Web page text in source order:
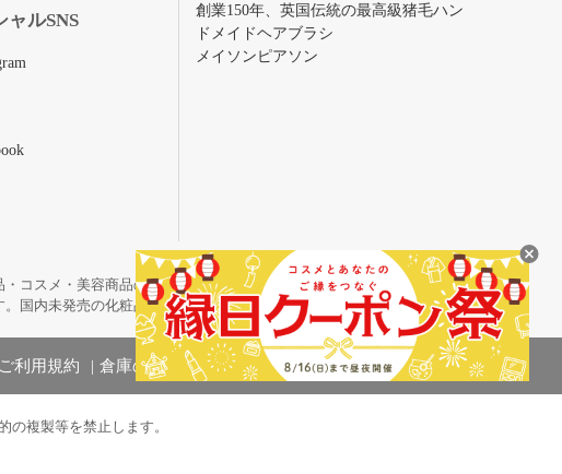
ャルSNS
創業150年、英国伝統の最高級猪毛ハン
ドメイドヘアブラシ
メイソンピアソン
コスメ・美容商品の通販サイトです。
国内未発売の化粧品も取り揃えています。
ご利用規約 倉庫の管理体制
複製等を禁止します。